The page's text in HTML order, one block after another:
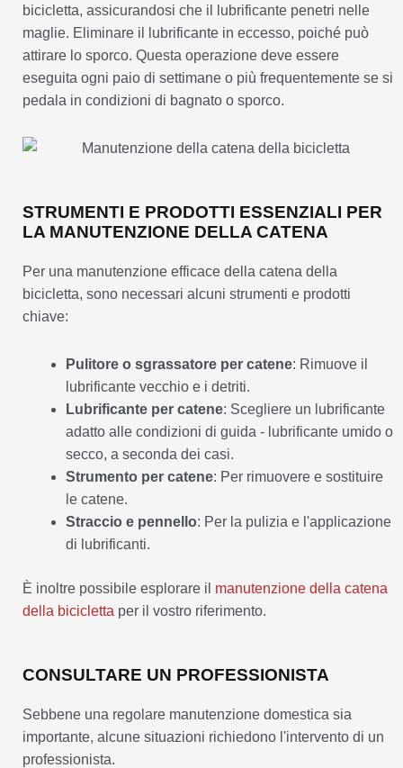
bicicletta, assicurandosi che il lubrificante penetri nelle
maglie. Eliminare il lubrificante in eccesso, poiché può
attirare lo sporco. Questa operazione deve essere
eseguita ogni paio di settimane o più frequentemente se si
pedala in condizioni di bagnato o sporco.
STRUMENTI E PRODOTTI ESSENZIALI PER
LA MANUTENZIONE DELLA CATENA
Per una manutenzione efficace della catena della
bicicletta, sono necessari alcuni strumenti e prodotti
chiave:
Pulitore o sgrassatore per catene: Rimuove il
lubrificante vecchio e i detriti.
Lubrificante per catene: Scegliere un lubrificante
adatto alle condizioni di guida - lubrificante umido o
secco, a seconda dei casi.
Strumento per catene: Per rimuovere e sostituire
le catene.
Straccio e pennello: Per la pulizia e l'applicazione
di lubrificanti.
È inoltre possibile esplorare il manutenzione della catena
della bicicletta per il vostro riferimento.
CONSULTARE UN PROFESSIONISTA
Sebbene una regolare manutenzione domestica sia
importante, alcune situazioni richiedono l'intervento di un
professionista.